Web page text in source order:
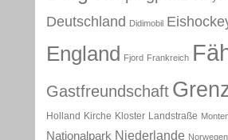
Deutschland Didimobil
England Fjord Frankreich
Gastfreundschaft
Holland Kirche Kloster Landstraße
Nationalpark Niederlande Norwegen